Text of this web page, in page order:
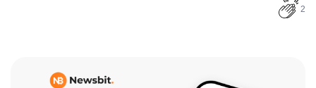
2